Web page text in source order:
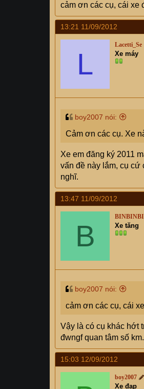
cảm ơn các cụ, cái xe
13:21 11/09/2012
L
Lacetti_Se
Xe máy
boy2007 nói:
Cảm ơn các cụ. Xe
Xe em đăng ký 2011
vấn đề này lắm, cụ cứ
nghĩ.
13:47 11/09/2012
B Xe tăng
boy2007 nói:
cảm ơn các cụ, cái
Vậy là có cụ khác hớt
đwngf quan tâm số
15:03 12/09/2012
boy2007
Xe đạp